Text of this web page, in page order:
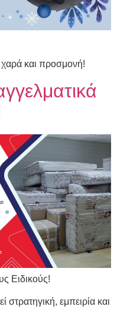
χαρά και προσμονή!
Ειδικούς!
στρατηγική, εμπειρία και